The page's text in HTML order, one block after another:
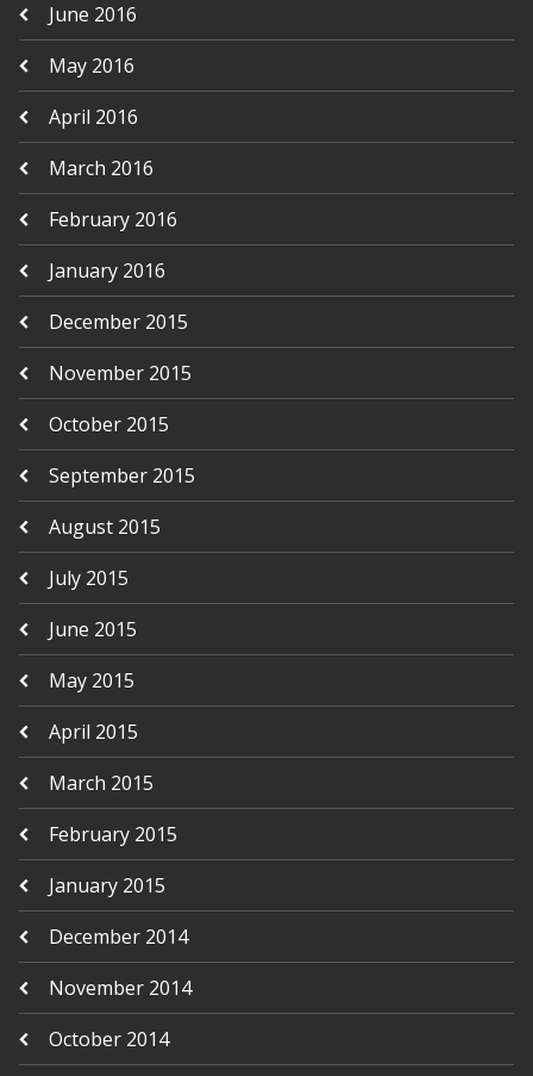
June 2016
May 2016
April 2016
March 2016
February 2016
January 2016
December 2015
November 2015
October 2015
September 2015
August 2015
July 2015
June 2015
May 2015
April 2015
March 2015
February 2015
January 2015
December 2014
November 2014
October 2014